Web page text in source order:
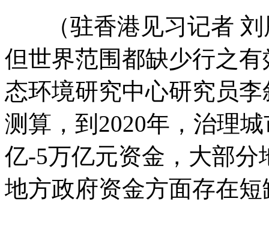
（驻香港见习记者 刘
但世界范围都缺少行之
态环境研究中心研究员
测算，到2020年，治理
亿-5万亿元资金，大部分
地方政府资金方面存在短